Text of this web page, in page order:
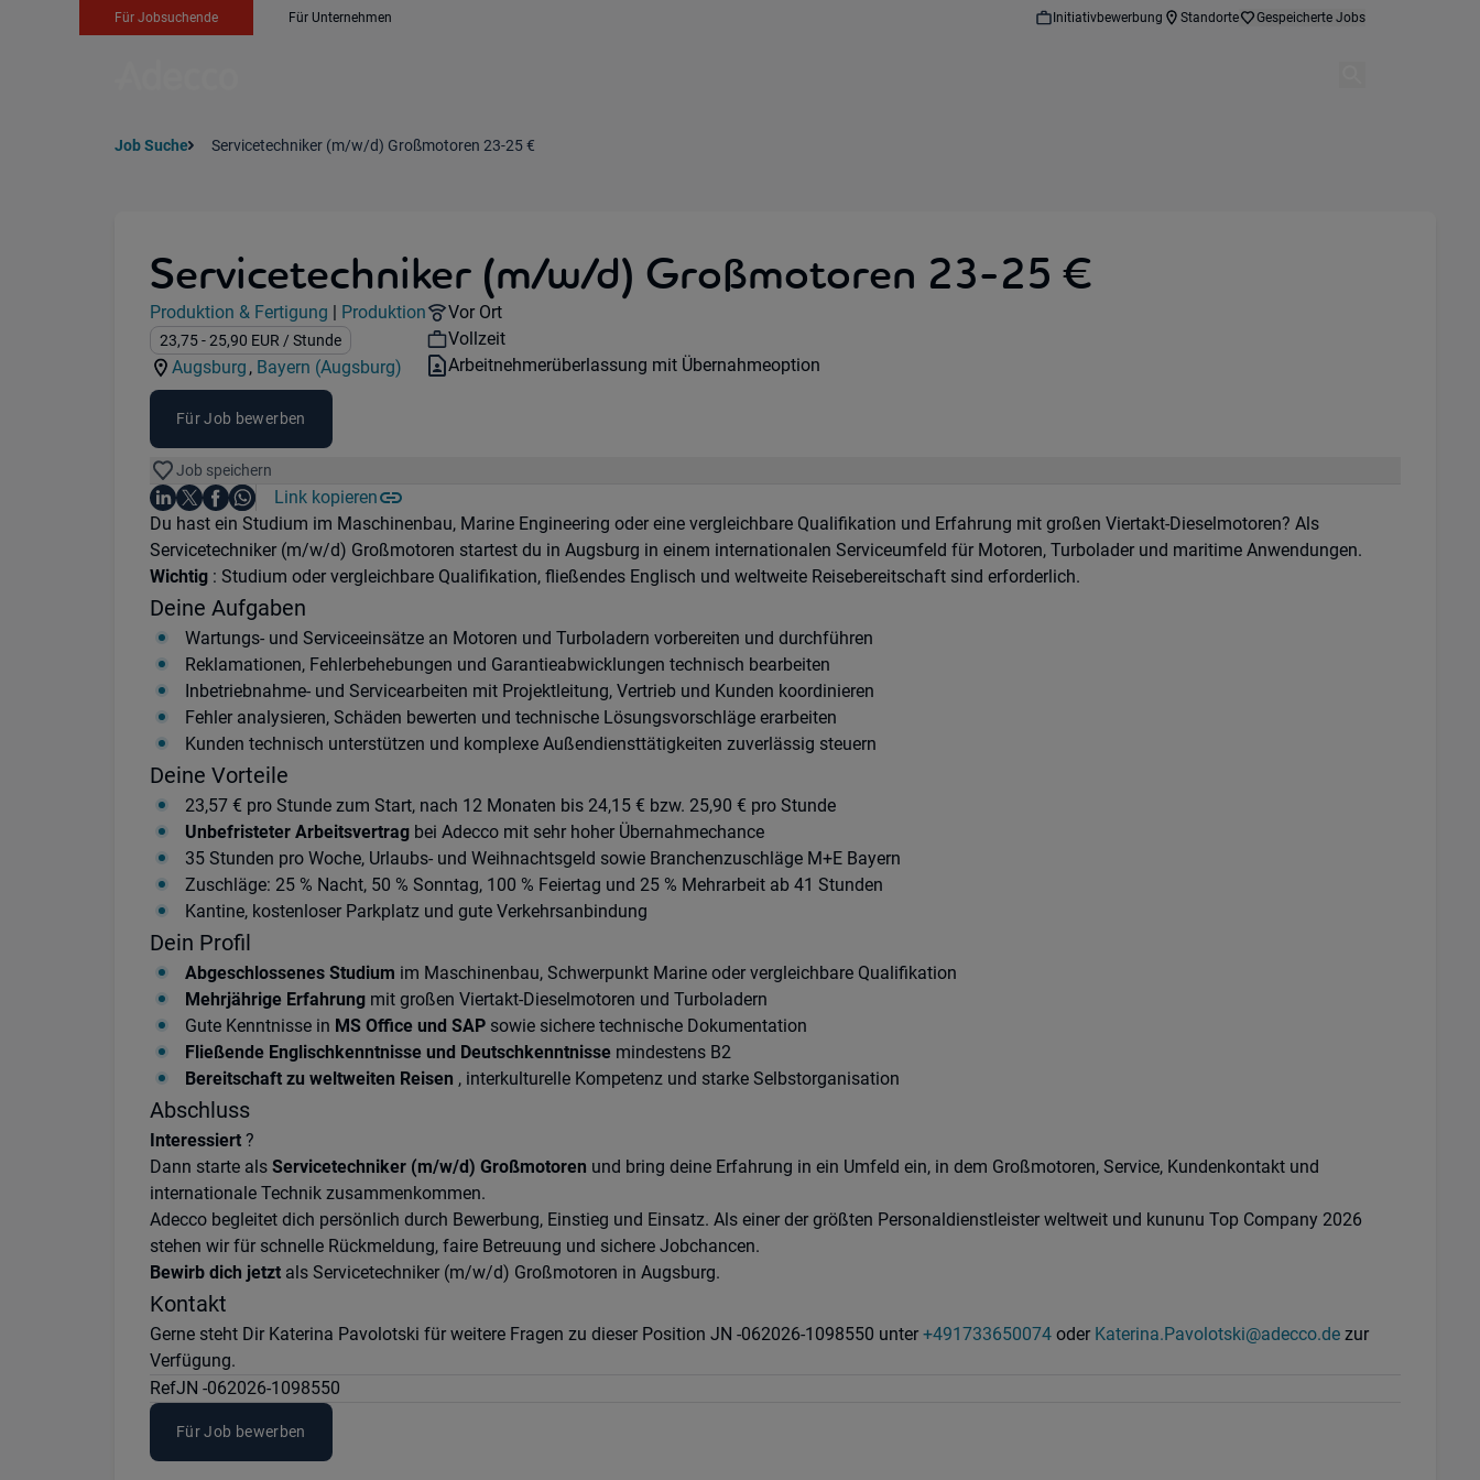
Für Jobsuchende Für Unternehmen Initiativbewerbung Standorte Gespeicherte Jobs
Job Suche Servicetechniker (m/w/d) Großmotoren 23-25 €
Servicetechniker (m/w/d) Großmotoren 23-25 €
Jobdetails
Kategorie:
Produktion & Fertigung |
Industry:
Produktion
Gehalt:
23,75- 25,90 EUR / Stunde
Standorte:
Augsburg ,
Region:
Bayern (Augsburg)
Remote Option:
Vor Ort
Workhours:
Vollzeit
Vertragsart:
Arbeitnehmerüberlassung mit Übernahmeoption
Für Job bewerben
Job speichern
Teile diesen Job
Auf LinkedIn teilen
Auf X teilen
Auf Facebook teilen
Auf WhatsApp teilen
Link kopieren
Einleitung
Du hast ein Studium im Maschinenbau, Marine Engineering oder eine vergleichbare Qualifikation und Erfahrung mit großen Viertakt-Dieselmotoren? Als
Servicetechniker (m/w/d) Großmotoren startest du in Augsburg in einem internationalen Serviceumfeld für Motoren, Turbolader und maritime Anwendungen.
Wichtig : Studium oder vergleichbare Qualifikation, fließendes Englisch und weltweite Reisebereitschaft sind erforderlich.
Deine Aufgaben
Wartungs- und Serviceeinsätze an Motoren und Turboladern vorbereiten und durchführen
Reklamationen, Fehlerbehebungen und Garantieabwicklungen technisch bearbeiten
Inbetriebnahme- und Servicearbeiten mit Projektleitung, Vertrieb und Kunden koordinieren
Fehler analysieren, Schäden bewerten und technische Lösungsvorschläge erarbeiten
Kunden technisch unterstützen und komplexe Außendiensttätigkeiten zuverlässig steuern
Deine Vorteile
23,57 € pro Stunde zum Start, nach 12 Monaten bis 24,15 € bzw. 25,90 € pro Stunde
Unbefristeter Arbeitsvertrag bei Adecco mit sehr hoher Übernahmechance
35 Stunden pro Woche, Urlaubs- und Weihnachtsgeld sowie Branchenzuschläge M+E Bayern
Zuschläge: 25 % Nacht, 50 % Sonntag, 100 % Feiertag und 25 % Mehrarbeit ab 41 Stunden
Kantine, kostenloser Parkplatz und gute Verkehrsanbindung
Dein Profil
Abgeschlossenes Studium im Maschinenbau, Schwerpunkt Marine oder vergleichbare Qualifikation
Mehrjährige Erfahrung mit großen Viertakt-Dieselmotoren und Turboladern
Gute Kenntnisse in MS Office und SAP sowie sichere technische Dokumentation
Fließende Englischkenntnisse und Deutschkenntnisse mindestens B2
Bereitschaft zu weltweiten Reisen , interkulturelle Kompetenz und starke Selbstorganisation
Abschluss
Interessiert ?
Dann starte als Servicetechniker (m/w/d) Großmotoren und bring deine Erfahrung in ein Umfeld ein, in dem Großmotoren, Service, Kundenkontakt und
internationale Technik zusammenkommen.
Adecco begleitet dich persönlich durch Bewerbung, Einstieg und Einsatz. Als einer der größten Personaldienstleister weltweit und kununu Top Company 2026
stehen wir für schnelle Rückmeldung, faire Betreuung und sichere Jobchancen.
Bewirb dich jetzt als Servicetechniker (m/w/d) Großmotoren in Augsburg.
Kontakt
Gerne steht Dir Katerina Pavolotski für weitere Fragen zu dieser Position JN -062026-1098550 unter +491733650074 oder Katerina.Pavolotski@adecco.de zur
Verfügung.
RefJN -062026-1098550
Für Job bewerben